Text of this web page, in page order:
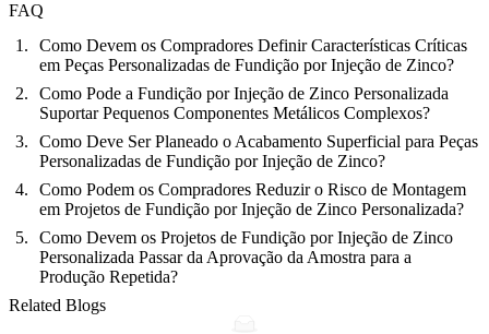
FAQ
Como Devem os Compradores Definir Características Críticas
em Peças Personalizadas de Fundição por Injeção de Zinco?
Como Pode a Fundição por Injeção de Zinco Personalizada
Suportar Pequenos Componentes Metálicos Complexos?
Como Deve Ser Planeado o Acabamento Superficial para Peças
Personalizadas de Fundição por Injeção de Zinco?
Como Podem os Compradores Reduzir o Risco de Montagem
em Projetos de Fundição por Injeção de Zinco Personalizada?
Como Devem os Projetos de Fundição por Injeção de Zinco
Personalizada Passar da Aprovação da Amostra para a
Produção Repetida?
Related Blogs